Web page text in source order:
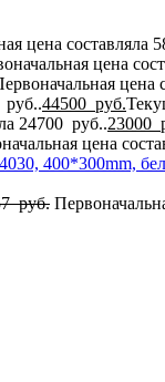
цена составляла
цена
цена
руб..44500 руб.
24700 руб..23000
цена
400*300mm,
руб.